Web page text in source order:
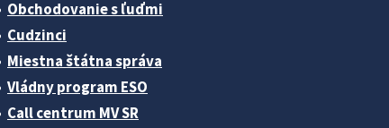
Obchodovanie s ľuďmi
Cudzinci
Miestna štátna správa
Vládny program ESO
Call centrum MV SR